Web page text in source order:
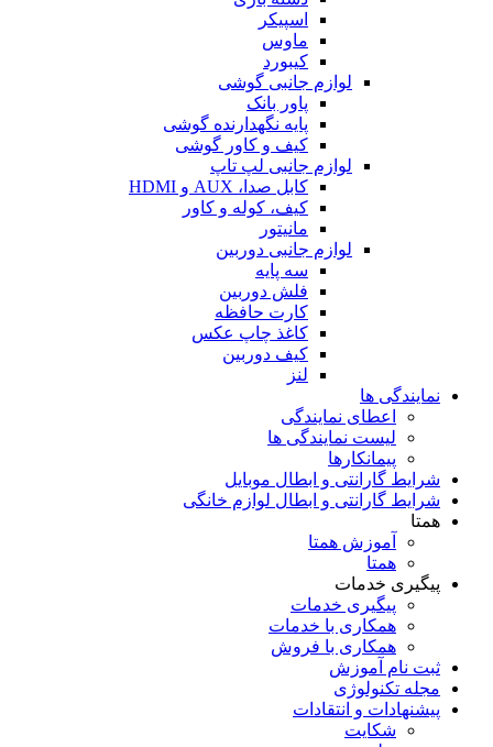
اسپیکر
ماوس
کیبورد
لوازم جانبی گوشی
پاور بانک
پایه نگهدارنده گوشی
کیف و کاور گوشی
لوازم جانبی لپ تاپ
کابل صدا، AUX و HDMI
کیف، کوله و کاور
مانیتور
لوازم جانبی دوربین
سه پایه
فلش دوربین
کارت حافظه
کاغذ چاپ عکس
کیف دوربین
لنز
نمایندگی ها
اعطای نمایندگی
لیست نمایندگی ها
پیمانکارها
شرایط گارانتی و ابطال موبایل
شرایط گارانتی و ابطال لوازم خانگی
همتا
آموزش همتا
همتا
پیگیری خدمات
پیگیری خدمات
همکاری با خدمات
همکاری با فروش
ثبت نام آموزش
مجله تکنولوژی
پیشنهادات و انتقادات
شکایت